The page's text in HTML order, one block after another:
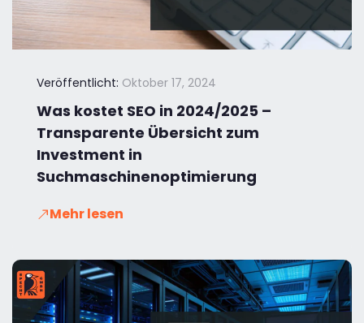
Veröffentlicht: Oktober 17, 2024
Was kostet SEO in 2024/2025 –
Transparente Übersicht zum
Investment in
Suchmaschinenoptimierung
Mehr lesen